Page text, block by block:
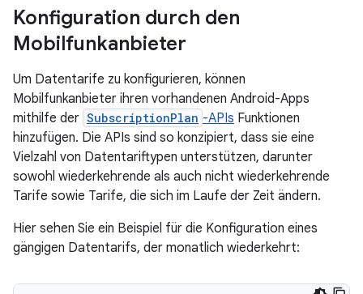
Konfiguration durch den
Mobilfunkanbieter
Um Datentarife zu konfigurieren, können
Mobilfunkanbieter ihren vorhandenen Android-Apps
mithilfe der SubscriptionPlan -APIs Funktionen
hinzufügen. Die APIs sind so konzipiert, dass sie eine
Vielzahl von Datentariftypen unterstützen, darunter
sowohl wiederkehrende als auch nicht wiederkehrende
Tarife sowie Tarife, die sich im Laufe der Zeit ändern.
Hier sehen Sie ein Beispiel für die Konfiguration eines
gängigen Datentarifs, der monatlich wiederkehrt: